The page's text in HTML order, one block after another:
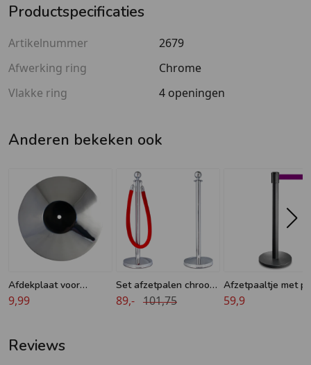
Productspecificaties
Artikelnummer
2679
Afwerking ring
Chrome
Vlakke ring
4 openingen
Anderen bekeken ook
Afdekplaat voor
afzetpalen
9,99
Set afzetpalen chroom
met koord
89,- 101,75
Afzetpaaltje met
lint - 11 kg
59,9
Reviews